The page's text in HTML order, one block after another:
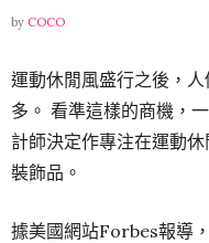
by COCO
運動休閒風盛行之後，
多。 看準這樣的商機，
計師決定作專注在運動
裝飾品。
據美國網站Forbes報導